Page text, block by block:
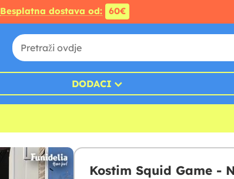
Besplatna dostava od: 60€
DODACI
Kostim Squid Game -